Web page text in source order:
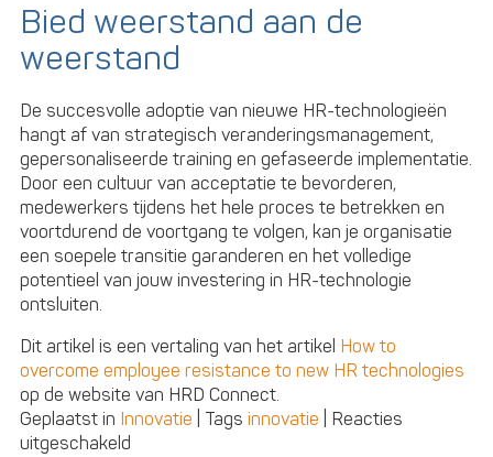
Bied weerstand aan de
weerstand
De succesvolle adoptie van nieuwe HR-technologieën
hangt af van strategisch veranderingsmanagement,
gepersonaliseerde training en gefaseerde implementatie.
Door een cultuur van acceptatie te bevorderen,
medewerkers tijdens het hele proces te betrekken en
voortdurend de voortgang te volgen, kan je organisatie
een soepele transitie garanderen en het volledige
potentieel van jouw investering in HR-technologie
ontsluiten.
Dit artikel is een vertaling van het artikel How to
overcome employee resistance to new HR technologies
op de website van HRD Connect.
Geplaatst in Innovatie Tags innovatie
Reacties
uitgeschakeld